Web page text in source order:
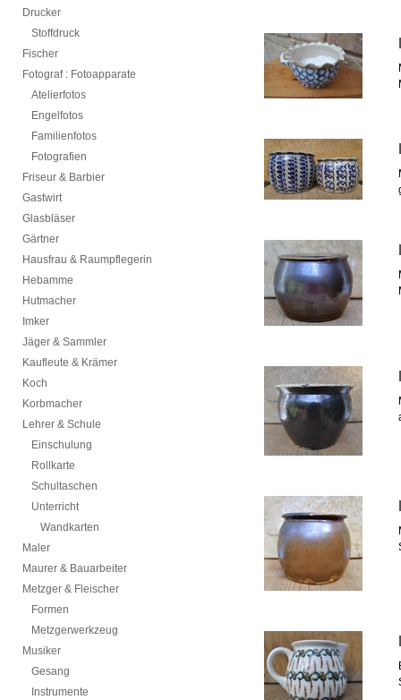
Drucker
Stoffdruck
Fischer
Fotograf : Fotoapparate
Atelierfotos
Engelfotos
Familienfotos
Fotografien
Friseur & Barbier
Gastwirt
Glasbläser
Gärtner
Hausfrau & Raumpflegerin
Hebamme
Hutmacher
Imker
Jäger & Sammler
Kaufleute & Krämer
Koch
Korbmacher
Lehrer & Schule
Einschulung
Rollkarte
Schultaschen
Unterricht
Wandkarten
Maler
Maurer & Bauarbeiter
Metzger & Fleischer
Formen
Metzgerwerkzeug
Musiker
Gesang
Instrumente